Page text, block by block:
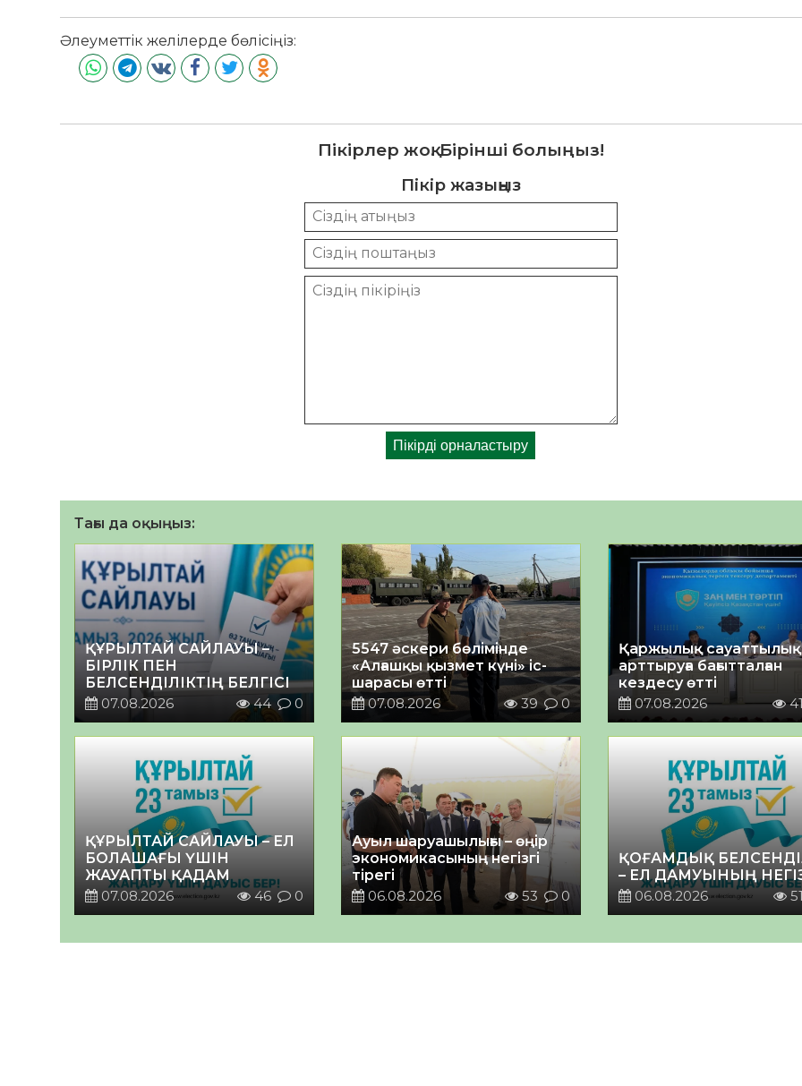
Әлеуметтік желілерде бөлісіңіз:
Пікірлер жоқ. Бірінші болыңыз!
Пікір жазыңыз
Тағы да оқыңыз:
ҚҰРЫЛТАЙ САЙЛАУЫ –
БІРЛІК ПЕН
БЕЛСЕНДІЛІКТІҢ БЕЛГІСІ
07.08.2026
44 0
5547 әскери бөлімінде
«Алғашқы қызмет күні» іс-
шарасы өтті
07.08.2026
39 0
Қаржылық
арттыруға бағытталған
кездесу өтті
07.08.2026
ҚҰРЫЛТАЙ САЙЛАУЫ – ЕЛ
БОЛАШАҒЫ ҮШІН
ЖАУАПТЫ ҚАДАМ
07.08.2026
46 0
Ауыл шаруашылығы – өңір
экономикасының негізгі
тірегі
06.08.2026
53 0
ҚОҒАМДЫҚ
– ЕЛ ДАМУЫНЫҢ
06.08.2026
51